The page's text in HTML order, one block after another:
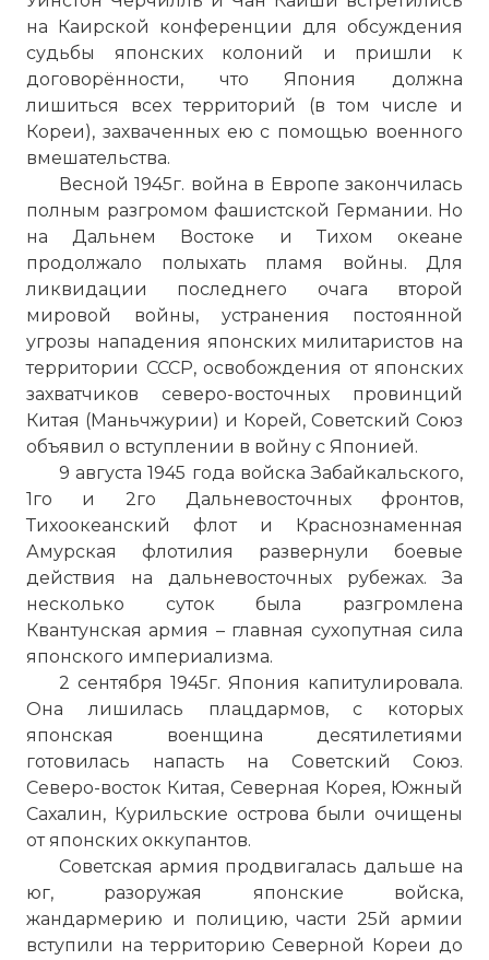
на Каирской конференции для обсуждения
судьбы японских колоний и пришли к
договорённости, что Япония должна
лишиться всех территорий (в том числе и
Кореи), захваченных ею с помощью военного
вмешательства.
Весной 1945г. война в Европе закончилась
полным разгромом фашистской Германии. Но
на Дальнем Востоке и Тихом океане
продолжало полыхать пламя войны. Для
ликвидации последнего очага второй
мировой войны, устранения постоянной
угрозы нападения японских милитаристов на
территории СССР, освобождения от японских
захватчиков северо-восточных провинций
Китая (Маньчжурии) и Корей, Советский Союз
объявил о вступлении в войну с Японией.
9 августа 1945 года войска Забайкальского,
1го и 2го Дальневосточных фронтов,
Тихоокеанский флот и Краснознаменная
Амурская флотилия развернули боевые
действия на дальневосточных рубежах. За
несколько суток была разгромлена
Квантунская армия – главная сухопутная сила
японского империализма.
2 сентября 1945г. Япония капитулировала.
Она лишилась плацдармов, с которых
японская военщина десятилетиями
готовилась напасть на Советский Союз.
Северо-восток Китая, Северная Корея, Южный
Сахалин, Курильские острова были очищены
от японских оккупантов.
Советская армия продвигалась дальше на
юг, разоружая японские войска,
жандармерию и полицию, части 25й армии
вступили на территорию Северной Кореи до